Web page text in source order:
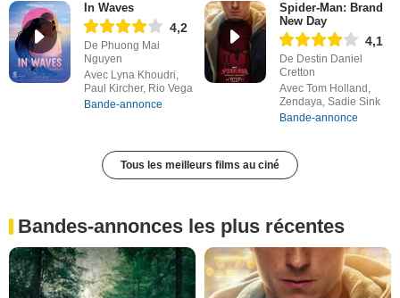
In Waves
4,2
De Phuong Mai
Nguyen
Avec Lyna Khoudri,
Paul Kircher, Rio Vega
Bande-annonce
Spider-Man: Brand
New Day
4,1
De Destin Daniel
Cretton
Avec Tom Holland,
Zendaya, Sadie Sink
Bande-annonce
Tous les meilleurs films au ciné
Bandes-annonces les plus récentes